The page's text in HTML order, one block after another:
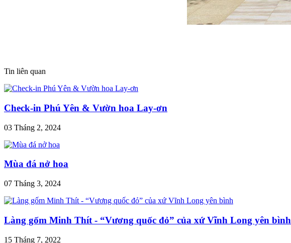
Tin liên quan
Check-in Phú Yên & Vườn hoa Lay-ơn
03 Tháng 2, 2024
Mùa đá nở hoa
07 Tháng 3, 2024
Làng gốm Minh Thít - “Vương quốc đỏ” của xứ Vĩnh Long yên bình
15 Tháng 7, 2022